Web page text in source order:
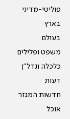
פוליטי-מדיני
בארץ
בעולם
משפט ופלילים
כלכלה ונדל"ן
דעות
חדשות המגזר
אוכל